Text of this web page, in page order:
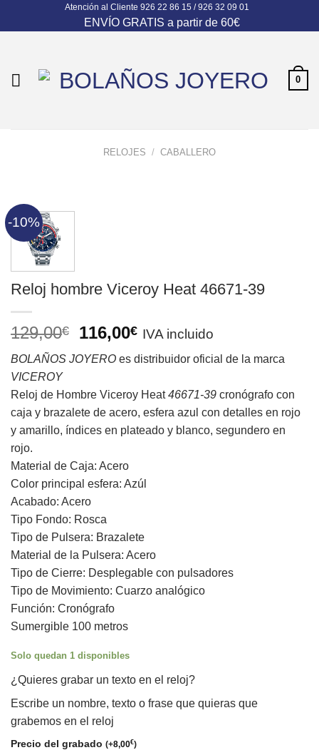
Atención al Cliente 926 22 86 15 / 926 32 09 01
ENVÍO GRATIS a partir de 60€
0
RELOJES / CABALLERO
-10%
Reloj hombre Viceroy Heat 46671-39
129,00€
El
original
129,00€.
116,00€El
actual
116,00€.
IVA incluido
BOLAÑOS JOYERO es distribuidor oficial de la marca
VICEROY
Reloj de Hombre Viceroy Heat46671-39 cronógrafo con
caja y brazalete de acero, esfera azul con detalles en rojo
y amarillo, índices en plateado y blanco, segundero en
rojo.
Material de Caja: Acero
Color principal esfera: Azúl
Acabado: Acero
Tipo Fondo: Rosca
Tipo de Pulsera: Brazalete
Material de la Pulsera: Acero
Tipo de Cierre: Desplegable con pulsadores
Tipo de Movimiento: Cuarzo analógico
Función: Cronógrafo
Sumergible 100 metros
Solo quedan 1 disponibles
¿Quieres grabar un texto en el reloj?
Escribe un nombre, texto o frase que quieras que
grabemos en el reloj
Precio del grabado (+8,00€)